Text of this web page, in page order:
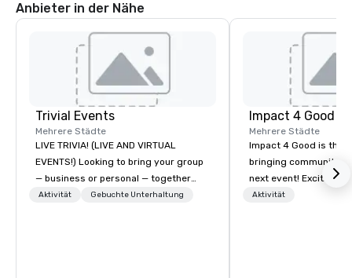
Anbieter in der Nähe
Trivial Events
Mehrere Städte
LIVE TRIVIA! (LIVE AND VIRTUAL
EVENTS!) Looking to bring your group
— business or personal — together
and have some fun? Or maybe there’s
Aktivität Gebuchte Unterhaltung
Impact 4 Good
Mehrere Städte
Impact 4 Good is the
bringing community
next event! Exciting
team building
Aktivität